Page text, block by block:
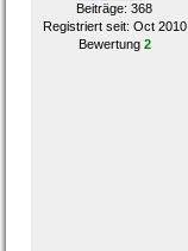
Beiträge: 368
Registriert seit: Oct 2010
Bewertung 2